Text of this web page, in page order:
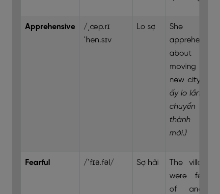
Apprehensive
/ˌæp.rɪ
ˈhen.sɪv
Lo sợ
She felt
apprehensive
about
moving to a
new city.
ấy lo lắng khi
chuyển đến
thành phố
mới.)
Fearful /ˈfɪə.fəl/ Sợ hãi
The villagers
were fearful
of another